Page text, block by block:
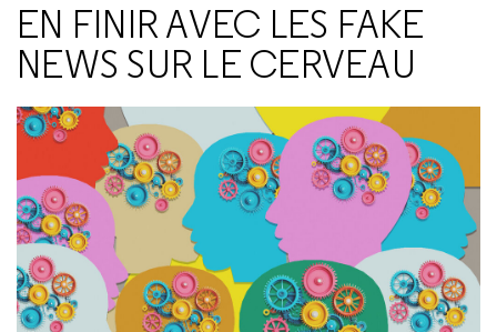
EN FINIR AVEC LES FAKE
NEWS SUR LE CERVEAU